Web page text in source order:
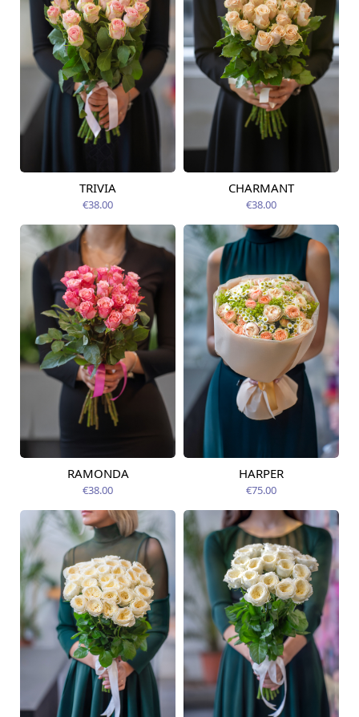
Pieejams šodien
TRIVIA
€38.00
Pieejams šodien
CHARMANT
€38.00
Pieejams šodien
RAMONDA
€38.00
Pieejams šodien
HARPER
€75.00